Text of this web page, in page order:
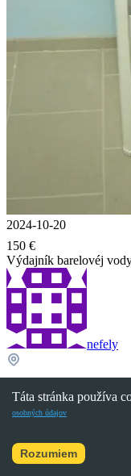
2024-10-20
150 €
Výdajník barelovéj
nefely
Košice, Košický kraj, SK
226
0
Táta stránka používa
osobných údajov
Rozumiem